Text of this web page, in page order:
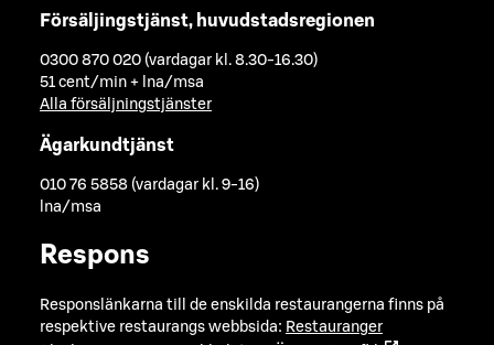
Försäljingstjänst, huvudstadsregionen
0300 870 020 (vardagar kl. 8.30-16.30)
51 cent/min + lna/msa
Alla försäljningstjänster
Ägarkundtjänst
010 76 5858 (vardagar kl. 9-16)
lna/msa
Respons
Responslänkarna till de enskilda restaurangerna finns på
respektive restaurangs webbsida: Restauranger